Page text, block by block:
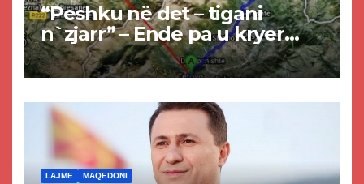
“Peshku në det – tigani
n`zjarr” – Ende pa u kryer
projekti i tunelit, komuna e
Tetovës nis punimet për
LAJME MAQEDONI